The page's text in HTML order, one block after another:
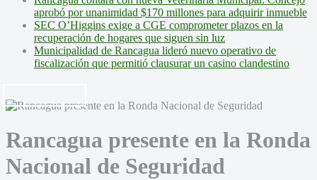
aprobó por unanimidad $170 millones para adquirir inmueble
SEC O’Higgins exige a CGE comprometer plazos en la
recuperación de hogares que siguen sin luz
Municipalidad de Rancagua lideró nuevo operativo de
fiscalización que permitió clausurar un casino clandestino
Rancagua presente en la Ronda
Nacional de Seguridad